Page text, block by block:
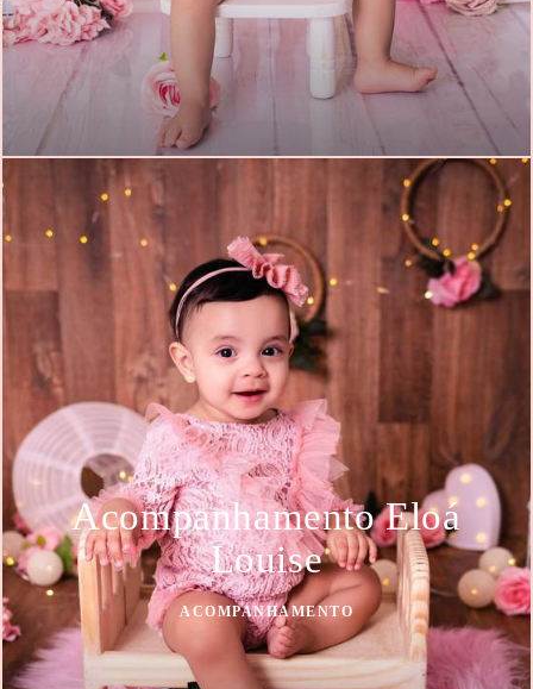
Acompanhamento Eloá
Louise
ACOMPANHAMENTO